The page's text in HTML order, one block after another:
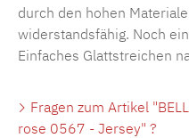
durch den hohen
widerstandsfähig. Noch
Einfaches Glattstreichen
Fragen zum Artikel
rose 0567 - Jersey" ?